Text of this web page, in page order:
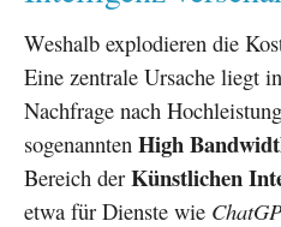
Weshalb explodieren die
Eine zentrale Ursache liegt
Nachfrage nach
sogenannten High
Bereich der Künstlichen
etwa für Dienste wie